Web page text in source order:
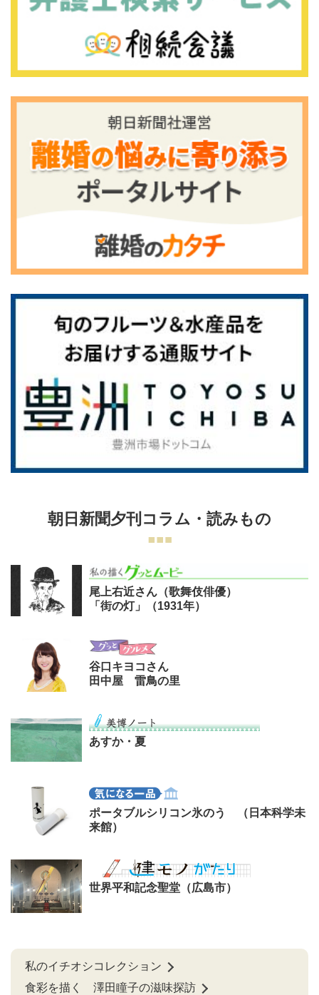
朝日新聞夕刊コラム・読みもの
尾上右近さん（歌舞伎俳優）
「街の灯」（1931年）
谷口キヨコさん
田中屋 雷鳥の里
あすか・夏
ポータブルシリコン氷のう （日本科学未
来館）
世界平和記念聖堂（広島市）
私のイチオシコレクション
食彩を描く 澤田瞳子の滋味探訪